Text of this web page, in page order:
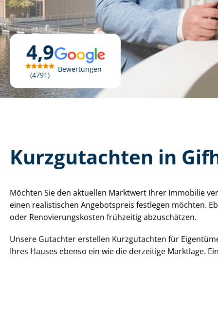
4,9
4791
Bewertungen
Kurzgutachten in
Möchten Sie den aktuellen Marktwert Ihrer Immobilie
einen realistischen Angebotspreis festlegen möchten.
oder Re­no­vie­rungs­kos­ten frühzeitig abzuschätzen.
Unsere Gutachter erstellen Kurzgutachten für
Ihres Hauses ebenso ein wie die derzeitige Marktlage.